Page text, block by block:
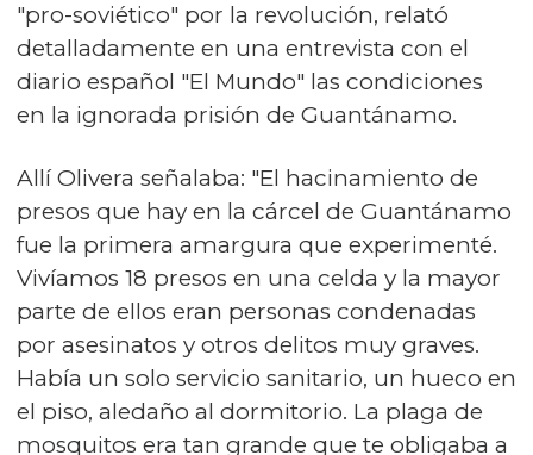
"pro-soviético" por la revolución, relató
detalladamente en una entrevista con el
diario español "El Mundo" las condiciones
en la ignorada prisión de Guantánamo.
Allí Olivera señalaba: "El hacinamiento de
presos que hay en la cárcel de Guantánamo
fue la primera amargura que experimenté.
Vivíamos 18 presos en una celda y la mayor
parte de ellos eran personas condenadas
por asesinatos y otros delitos muy graves.
Había un solo servicio sanitario, un hueco en
el piso, aledaño al dormitorio. La plaga de
mosquitos era tan grande que te obligaba a